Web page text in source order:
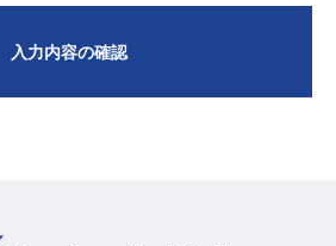
入力内容の確認